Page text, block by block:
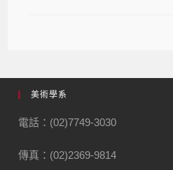
美術學系
電話：(02)7749-3030
傳真：(02)2369-9814